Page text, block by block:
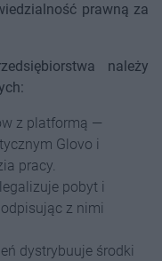
prawną za
należy
z platformą —
Glovo i
pracy.
pobyt i
z nimi
dystrybuuje środki